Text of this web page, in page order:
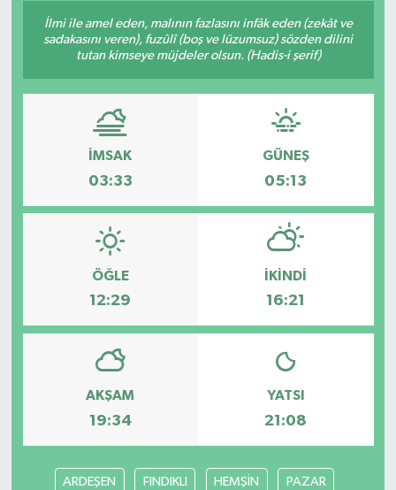
İlmi ile amel eden, malının fazlasını infâk eden (zekât ve
sadakasını veren), fuzûlî (boş ve lüzumsuz) sözden dilini
tutan kimseye müjdeler olsun. (Hadis-i şerif)
İMSAK
03:33
GÜNEŞ
05:13
ÖĞLE
12:29
İKINDI
16:21
AKŞAM
19:34
YATSI
21:08
ARDEŞEN FINDIKLI HEMŞİN PAZAR
Siyaset
Spor
Vefat Edenler
Yaşam